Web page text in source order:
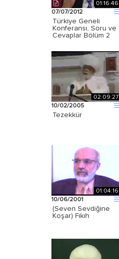
01:16:46
07/07/2012
Türkiye Geneli
Konferansı, Soru ve
Cevaplar Bölüm 2
02:09:27
10/02/2005
Tezekkür
01:04:16
10/06/2001
(Seven Sevdiğine
Koşar) Fıkıh